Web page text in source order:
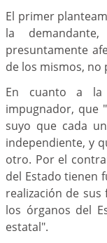
El primer
la
presuntamente
de los mismos,
En cuanto a la
impugnador, que
suyo que cada
independiente, y
otro. Por el
del Estado tienen
realización de
los órganos del
estatal".